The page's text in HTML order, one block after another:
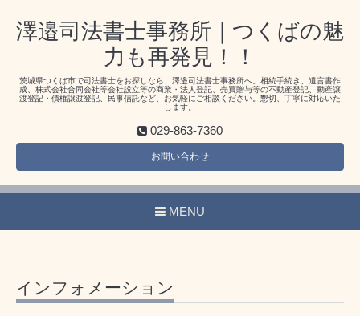
澤邉司法書士事務所｜つくばの魅
力も再発見！！
茨城県つくば市で司法書士をお探しなら、澤邉司法書士事務所へ。相続手続き、遺言書作
成、株式会社合同会社等会社設立等の商業・法人登記、売買贈与等の不動産登記、動産譲
渡登記・債権譲渡登記、民事信託など、お気軽にご相談ください。懇切、丁寧に対応いた
します。
029-863-7360
お問い合わせ
MENU
インフォメーション